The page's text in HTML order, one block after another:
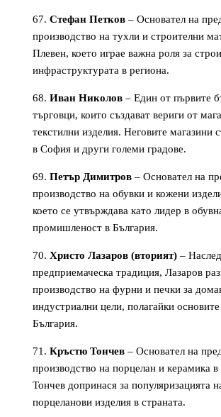
Стефан Петков – Основател на
производство на тухли и строителни
Плевен, което играе важна роля за
инфраструктурата в региона.
Иван Николов – Един от първите
търговци, които създават вериги от
текстилни изделия. Неговите магазини
в София и други големи градове.
Петър Димитров – Основател на
производство на обувки и кожени
което се утвърждава като лидер в
промишленост в България.
Христо Лазаров (вторият) –
предприемаческа традиция, Лазаров
производство на фурни и печки за
индустриални цели, полагайки
България.
Кръстю Тончев – Основател на
производство на порцелан и керамика
Тончев допринася за популяризацията
порцеланови изделия в страната.